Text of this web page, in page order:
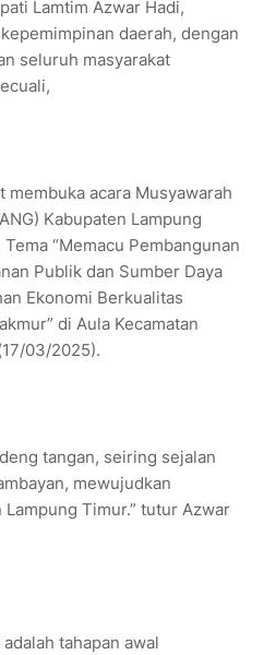
Lamtim Azwar Hadi,
daerah, dengan
seluruh masyarakat
membuka acara Musyawarah
Kabupaten Lampung
“Memacu Pembangunan
Publik dan Sumber Daya
Ekonomi Berkualitas
di Aula Kecamatan
03/2025).
tangan, seiring sejalan
mewujudkan
Timur.” tutur Azwar
tahapan awal